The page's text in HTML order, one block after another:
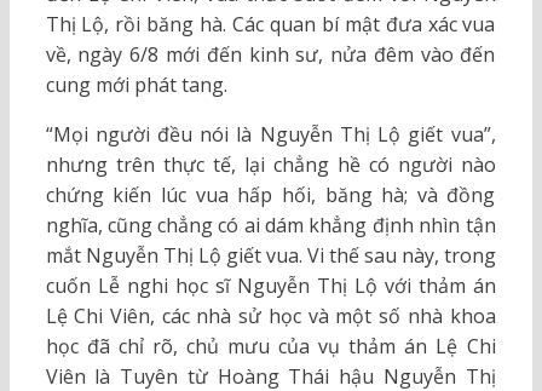
Thị Lộ, rồi băng hà. Các quan bí mật đưa xác vua
về, ngày 6/8 mới đến kinh sư, nửa đêm vào đến
cung mới phát tang.
“Mọi người đều nói là Nguyễn Thị Lộ giết vua”,
nhưng trên thực tế, lại chẳng hề có người nào
chứng kiến lúc vua hấp hối, băng hà; và đồng
nghĩa, cũng chẳng có ai dám khẳng định nhìn tận
mắt Nguyễn Thị Lộ giết vua. Vi thế sau này, trong
cuốn Lễ nghi học sĩ Nguyễn Thị Lộ với thảm án
Lệ Chi Viên, các nhà sử học và một số nhà khoa
học đã chỉ rõ, chủ mưu của vụ thảm án Lệ Chi
Viên là Tuyên từ Hoàng Thái hậu Nguyễn Thị